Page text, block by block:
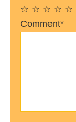
☆
☆
☆
☆
☆
Comment*